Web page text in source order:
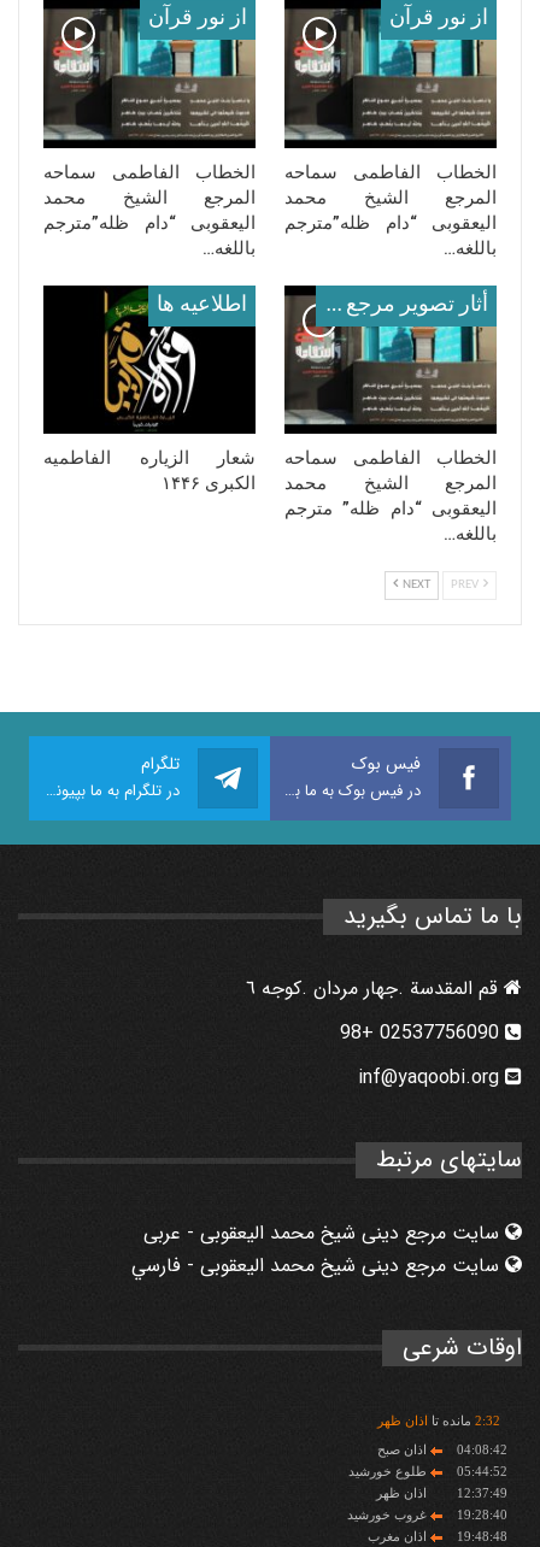
از نور قرآن
الخطاب الفاطمی سماحه
المرجع الشیخ محمد
الیعقوبی “دام ظله”مترجم
باللغه…
از نور قرآن
الخطاب الفاطمی سماحه
المرجع الشیخ محمد
الیعقوبی “دام ظله”مترجم
باللغه…
أثار تصوير مرجع معظم له
الخطاب الفاطمی سماحه
المرجع الشیخ محمد
الیعقوبی “دام ظله” مترجم
باللغه…
اطلاعيه ها
شعار الزیاره الفاطمیه
الکبرى ۱۴۴۶
NEXT
فیس بوک
در فیس بوک به ما بپیوندید
تلگرام
در تلگرام به ما بپیوندید
با ما تماس بگیرید
قم المقدسة .جهار مردان .كوجه ٦
inf@yaqoobi.org
سایتهای مرتبط
سایت مرجع دینی شیخ محمد الیعقوبی - عربی
سایت مرجع دینی شیخ محمد الیعقوبی - فارسي
اوقات شرعی
2:32 مانده تا اذان ظهر
04:08:42
اذان صبح
05:44:52
طلوع خورشید
12:37:49
اذان ظهر
19:28:40
غروب خورشید
19:48:48
اذان مغرب